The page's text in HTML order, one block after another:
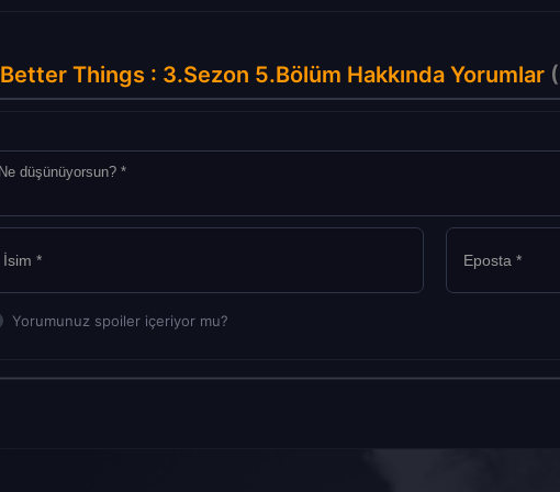
Better Things : 3.Sezon 5.Bölüm Hakkında Yorumlar
Yorumunuz spoiler içeriyor mu?